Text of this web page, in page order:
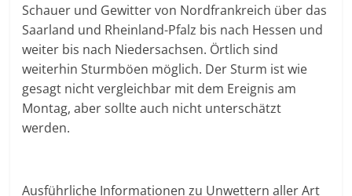
Schauer und Gewitter von Nordfrankreich über das
Saarland und Rheinland-Pfalz bis nach Hessen und
weiter bis nach Niedersachsen. Örtlich sind
weiterhin Sturmböen möglich. Der Sturm ist wie
gesagt nicht vergleichbar mit dem Ereignis am
Montag, aber sollte auch nicht unterschätzt
werden.
Ausführliche Informationen zu Unwettern aller Art